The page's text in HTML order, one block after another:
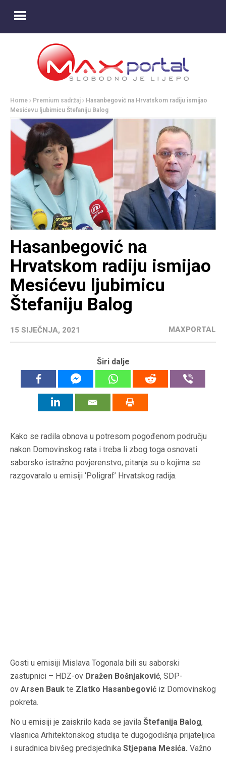
Home Premium sadržaj
Hasanbegović na Hrvatskom radiju ismijao
Mesićevu ljubimicu Štefaniju Balog
Hasanbegović na
Hrvatskom radiju ismijao
Mesićevu ljubimicu
Štefaniju Balog
15 SIJEČNJA, 2021 MAXPORTAL
Širi dalje
Kako se radila obnova u potresom pogođenom području
nakon Domovinskog rata i treba li zbog toga osnovati
saborsko istražno povjerenstvo, pitanja su o kojima se
razgovaralo u emisiji ‘Poligraf’ Hrvatskog radija.
Gosti u emisiji Mislava Togonala bili su saborski
zastupnici – HDZ-ov Dražen Bošnjaković, SDP-
ov Arsen Bauk te Zlatko Hasanbegović iz Domovinskog
pokreta.
No u emisiji je zaiskrilo kada se javila Štefanija Balog,
vlasnica Arhitektonskog studija te dugogodišnja prijateljica
i suradnica bivšeg predsjednika Stjepana Mesića. Važno